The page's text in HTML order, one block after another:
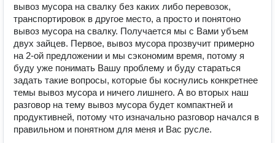
вывоз мусора на свалку без каких либо перевозок,
транспортировок в другое место, а просто и понятоно
вывоз мусора на свалку. Получается мы с Вами убъем
двух зайцев. Первое, вывоз мусора прозвучит примерно
на 2-ой предложении и мы сэкономим время, потому я
буду уже понимать Вашу проблему и буду стараться
задать такие вопросы, которые бы коснулись конкретнее
темы вывоз мусора и ничего лишнего. А во вторых наш
разговор на тему вывоз мусора будет компактней и
продуктивней, потому что изначально разговор начался в
правильном и понятном для меня и Вас русле.